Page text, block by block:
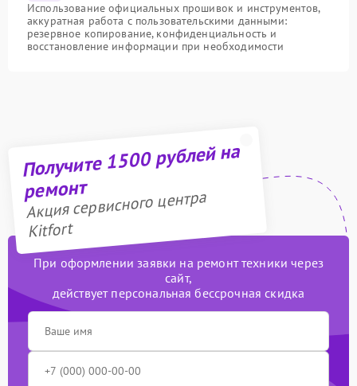
Использование официальных прошивок и инструментов,
аккуратная работа с пользовательскими данными:
резервное копирование, конфиденциальность и
восстановление информации при необходимости
Получите 1500 рублей на
ремонт
Акция сервисного центра
Kitfort
При оформлении заявки на ремонт техники через
сайт,
действует персональная бессрочная скидка